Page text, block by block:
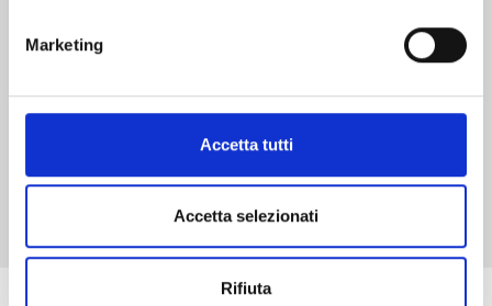
Marketing
Accetta tutti
Accetta selezionati
Rifiuta
Mostra tutto